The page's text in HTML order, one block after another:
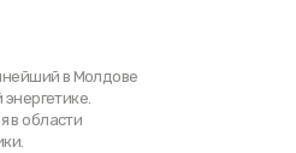
в Молдове
в области